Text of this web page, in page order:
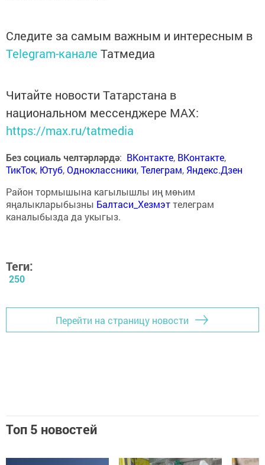
Следите за самым важным и интересным в
Telegram-канале Татмедиа
Читайте новости Татарстана в
национальном мессенджере MАХ:
https://max.ru/tatmedia
Без социаль челтәрләрдә: ВКонтакте, ВКонтакте,
ТикТок, Ютуб,Одноклассники,Телеграм, Яндекс.Дзен
Район тормышына кагылышлы иң мөһим
яңалыкларыбызны Балтаси_Хезмэттелеграм
каналыбызда да укыгыз.
Теги:
250
Перейти на страницу новости
Топ 5 новостей